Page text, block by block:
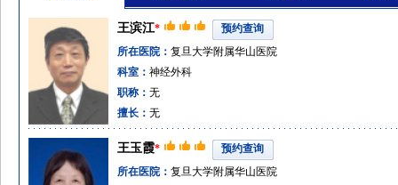
王滨江*
预约查询
所在医院： 复旦大学附属华山医院
科室： 神经外科
职称： 无
擅长： 无
王玉霞*
预约查询
所在医院： 复旦大学附属华山医院